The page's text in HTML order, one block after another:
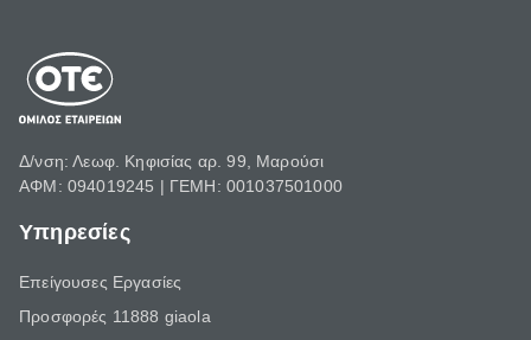
Δ/νση: Λεωφ. Κηφισίας αρ. 99, Μαρούσι
ΑΦΜ: 094019245 | ΓΕΜΗ: 001037501000
Υπηρεσίες
Επείγουσες Εργασίες
Προσφορές 11888 giaola